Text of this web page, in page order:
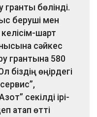
гранты бөлінді.
беруші мен
шарт
сәйкес
грантына 580
өңірдегі
секілді ірі-
атап өтті